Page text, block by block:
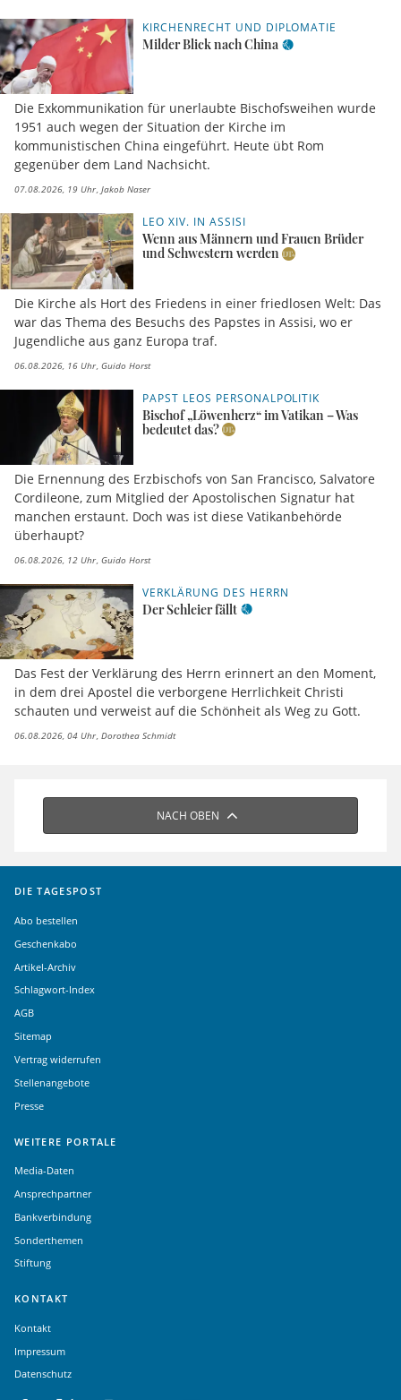
KIRCHENRECHT UND DIPLOMATIE
Milder Blick nach China
Die Exkommunikation für unerlaubte Bischofsweihen wurde
1951 auch wegen der Situation der Kirche im
kommunistischen China eingeführt. Heute übt Rom
gegenüber dem Land Nachsicht.
07.08.2026, 19 Uhr Jakob Naser
LEO XIV. IN ASSISI
Wenn aus Männern und Frauen Brüder
und Schwestern werden
Die Kirche als Hort des Friedens in einer friedlosen Welt: Das
war das Thema des Besuchs des Papstes in Assisi, wo er
Jugendliche aus ganz Europa traf.
06.08.2026, 16 Uhr Guido Horst
PAPST LEOS PERSONALPOLITIK
Bischof „Löwenherz“ im Vatikan – Was
bedeutet das?
Die Ernennung des Erzbischofs von San Francisco, Salvatore
Cordileone, zum Mitglied der Apostolischen Signatur hat
manchen erstaunt. Doch was ist diese Vatikanbehörde
überhaupt?
06.08.2026, 12 Uhr Guido Horst
VERKLÄRUNG DES HERRN
Der Schleier fällt
Das Fest der Verklärung des Herrn erinnert an den Moment,
in dem drei Apostel die verborgene Herrlichkeit Christi
schauten und verweist auf die Schönheit als Weg zu Gott.
06.08.2026, 04 Uhr Dorothea Schmidt
NACH OBEN
DIE TAGESPOST
Abo bestellen
Geschenkabo
Artikel-Archiv
Schlagwort-Index
AGB
Sitemap
Vertrag widerrufen
Stellenangebote
Presse
WEITERE PORTALE
Media-Daten
Ansprechpartner
Bankverbindung
Sonderthemen
Stiftung
KONTAKT
Kontakt
Impressum
Datenschutz